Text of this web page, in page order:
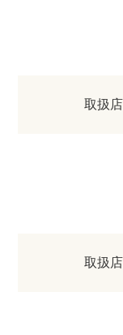
取扱
取扱